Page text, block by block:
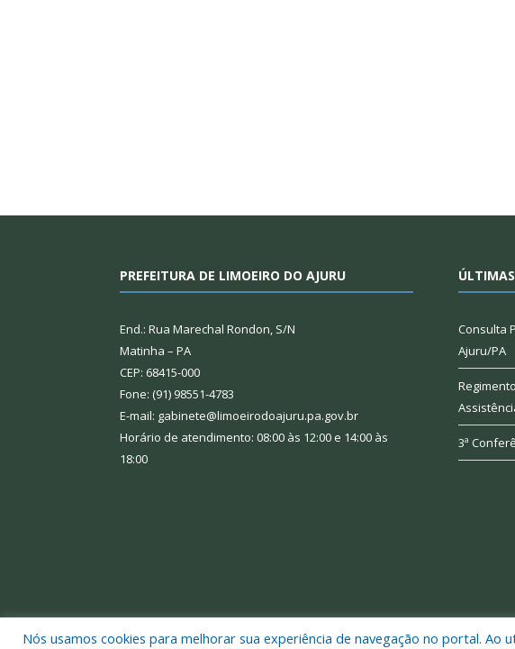
PREFEITURA DE LIMOEIRO DO AJURU
End.: Rua Marechal Rondon, S/N
Matinha – PA
CEP: 68415-000
Fone: (91) 98551-4783
E-mail: gabinete@limoeirodoajuru.pa.gov.br
Horário de atendimento: 08:00 às 12:00 e 14:00 às
18:00
Consulta
Ajuru/PA
3ª
Nós usamos cookies para melhorar sua experiência de navegação no portal.